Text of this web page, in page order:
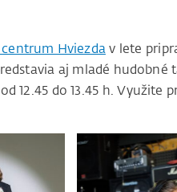
Hviezdav lete
aj mladé hudobné
12.45 do 13.45 h. Využite